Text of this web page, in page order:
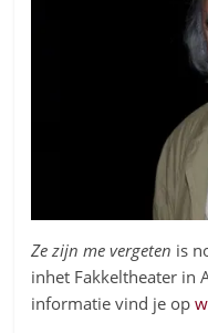
Ze zijn me vergeten is
inhet Fakkeltheater in
informatie vind je op